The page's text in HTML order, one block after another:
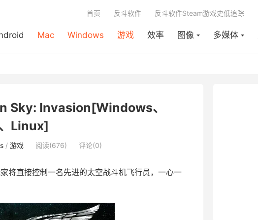
Mac Windows 游戏 效率 图像 多媒体
首页 反斗软件 反斗软件Steam游戏史低追踪
Sky: Invasion[Windows、
Linux]
/ 游戏 阅读(676) 评论(0)
将直接控制一名先进的太空战斗机飞行员，一心一